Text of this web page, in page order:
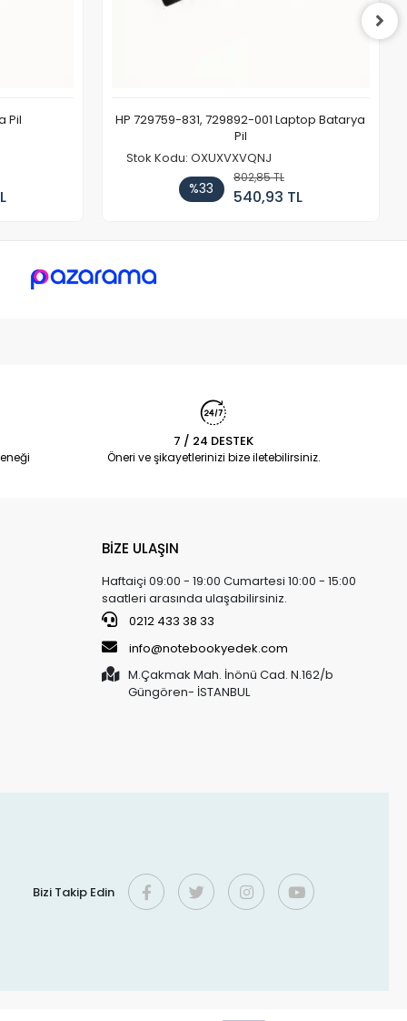
Pil
HP 729759-831, 729892-001 Laptop Batarya
Pil
Stok Kodu: OXUXVXVQNJ
%33
802,85 TL
540,93 TL
7 / 24 DESTEK
Öneri ve şikayetlerinizi bize iletebilirsiniz.
BİZE ULAŞIN
Haftaiçi 09:00 - 19:00 Cumartesi 10:00 - 15:00
saatleri arasında ulaşabilirsiniz.
0212 433 38 33
info@notebookyedek.com
M.Çakmak Mah. İnönü Cad. N.162/b
Güngören- İSTANBUL
Bizi Takip Edin